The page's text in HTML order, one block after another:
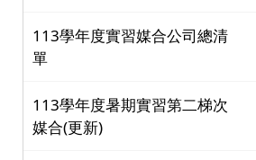
113學年度實習媒合公司總清
單
113學年度暑期實習第二梯次
媒合(更新)